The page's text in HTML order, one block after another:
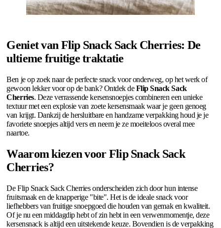
Geniet van Flip Snack Sack Cherries: De
ultieme fruitige traktatie
Ben je op zoek naar de perfecte snack voor onderweg, op het werk of
gewoon lekker voor op de bank? Ontdek deFlip Snack Sack
Cherries. Deze verrassende kersensnoepjes combineren een unieke
textuur met een explosie van zoete kersensmaak waar je geen genoeg
van krijgt. Dankzij de hersluitbare en handzame verpakking houd je je
favoriete snoepjes altijd vers en neem je ze moeiteloos overal mee
naartoe.
Waarom kiezen voor Flip Snack Sack
Cherries?
De Flip Snack Sack Cherries onderscheiden zich door hun intense
fruitsmaak en de knapperige "bite". Het is de ideale snack voor
liefhebbers van fruitige snoepgoed die houden van gemak en kwaliteit.
Of je nu een middagdip hebt of zin hebt in een verwenmomentje, deze
kersensnack is altijd een uitstekende keuze. Bovendien is de verpakking